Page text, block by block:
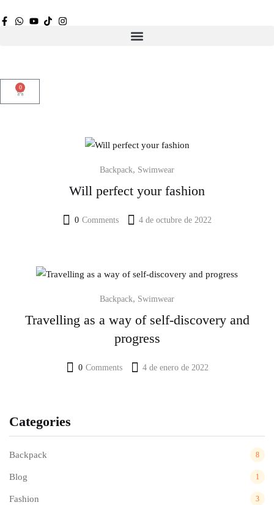
0
Categories
Backpack 8
Blog 1
Fashion 3
Backpack, Swimwear
Will perfect your fashion
0 Comments 4 de octubre de 2022
Backpack, Swimwear
Travelling as a way of self-discovery and
progress
0 Comments 4 de enero de 2022
Sign in
Log in
Create an account